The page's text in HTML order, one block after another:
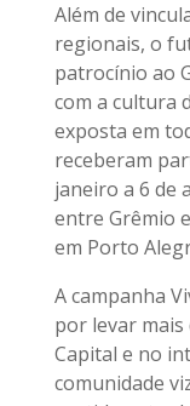
Além de
regionais, o
patrocínio ao
com a cultura
exposta em
receberam
janeiro a 6 de
entre Grêmio
em Porto
A campanha
por levar mais
Capital e no
comunidade